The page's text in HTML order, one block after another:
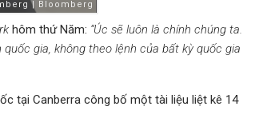
hôm thứ Năm: “Úc sẽ luôn là chính chúng ta.
gia, không theo lệnh của bất kỳ quốc gia
tại Canberra công bố một tài liệu liệt kê 14